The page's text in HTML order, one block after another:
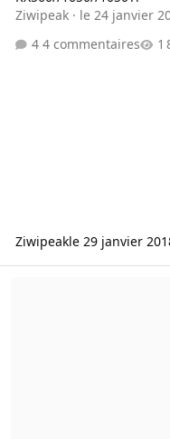
Ziwipeak· le 24 janvier
4 commentaires
Ziwipeakle 29 janvier